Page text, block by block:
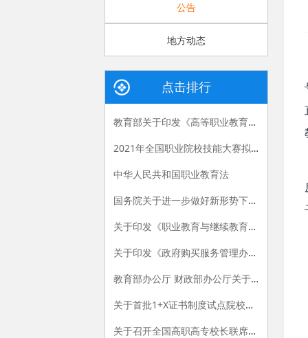
公告
地方动态
点击排行
教育部关于印发《高等职业教育创新发展行动计划（2015-2018年）》的通知
2021年全国职业院校技能大赛拟设赛项赛题 （高职组）
中华人民共和国职业教育法
国务院关于进一步做好新形势下就业创业工作的意见
关于印发《职业教育与继续教育2015年工作要点》的函
关于印发《政府购买服务管理办法（暂行）》的通知
教育部办公厅 财政部办公厅关于做好“国家示范性高等职业院校建设计划”骨干高职院校建设项目2015年验收工作的通知
关于首批1+X证书制度试点院校名单的公告
关于召开全国高职高专校长联席会议2015年年会的通知